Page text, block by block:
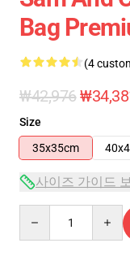
Bag
(4
₩42,976
Size
35x35cm
사이즈 가이드